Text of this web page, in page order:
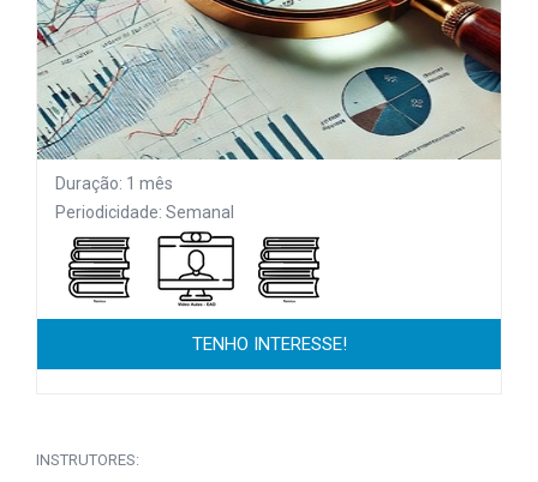
Duração: 1 mês
Periodicidade: Semanal
TENHO INTERESSE!
INSTRUTORES: